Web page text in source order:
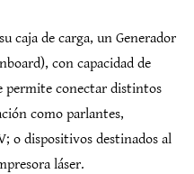
caja de carga, un Generador
con capacidad de
permite conectar distintos
como parlantes,
o dispositivos destinados al
láser.